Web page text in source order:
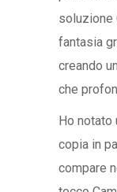
soluzione
fantasia
creando
che
Ho notato
copia in
compare